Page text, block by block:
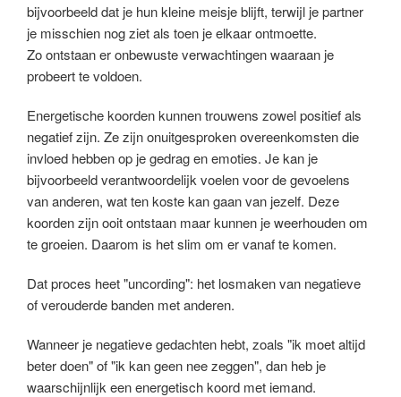
bijvoorbeeld dat je hun kleine meisje blijft, terwijl je partner
je misschien nog ziet als toen je elkaar ontmoette.
Zo ontstaan er onbewuste verwachtingen waaraan je
probeert te voldoen.
Energetische koorden kunnen trouwens zowel positief als
negatief zijn. Ze zijn onuitgesproken overeenkomsten die
invloed hebben op je gedrag en emoties. Je kan je
bijvoorbeeld verantwoordelijk voelen voor de gevoelens
van anderen, wat ten koste kan gaan van jezelf. Deze
koorden zijn ooit ontstaan maar kunnen je weerhouden om
te groeien. Daarom is het slim om er vanaf te komen.
Dat proces heet "uncording": het losmaken van negatieve
of verouderde banden met anderen.
Wanneer je negatieve gedachten hebt, zoals "ik moet altijd
beter doen" of "ik kan geen nee zeggen", dan heb je
waarschijnlijk een energetisch koord met iemand.